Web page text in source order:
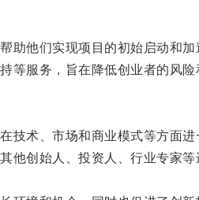
他们实现项目的初始启动和加
服务，旨在降低创业者的风险
术、市场和商业模式等方面进
创始人、投资人、行业专家等